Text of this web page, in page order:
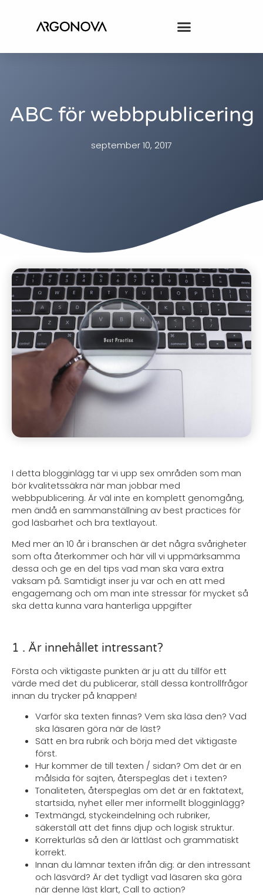
ABC för webbpublicering
september 10, 2017
I detta blogginlägg tar vi upp sex områden som man
bör kvalitetssäkra när man jobbar med
webbpublicering. Är väl inte en komplett genomgång,
men ändå en sammanställning av best practices för
god läsbarhet och bra textlayout.
Med mer än 10 år i branschen är det några svårigheter
som ofta återkommer och här vill vi uppmärksamma
dessa och ge en del tips vad man ska vara extra
vaksam på. Samtidigt inser ju var och en att med
engagemang och om man inte stressar för mycket så
ska detta kunna vara hanterliga uppgifter
1 . Är innehållet intressant?
Första och viktigaste punkten är ju att du tillför ett
värde med det du publicerar, ställ dessa kontrollfrågor
innan du trycker på knappen!
Varför ska texten finnas? Vem ska läsa den? Vad
ska läsaren göra när de läst?
Sätt en bra rubrik och börja med det viktigaste
först.
Hur kommer de till texten / sidan? Om det är en
målsida för sajten, återspeglas det i texten?
Tonaliteten, återspeglas om det är en faktatext,
startsida, nyhet eller mer informellt blogginlägg?
Textmängd, styckeindelning och rubriker,
säkerställ att det finns djup och logisk struktur.
Korrekturläs så den är lättläst och grammatiskt
korrekt.
Innan du lämnar texten ifrån dig: är den intressant
och läsvärd? Är det tydligt vad läsaren ska göra
när denne läst klart, Call to action?